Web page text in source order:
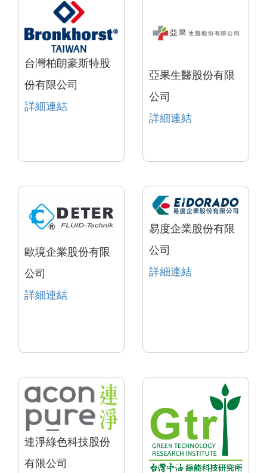
台灣柏朗豪斯特股
份有限公司
詳細連結
亞果生醫股份有限
公司
詳細連結
歐境企業股份有限
公司
詳細連結
易度企業股份有限
公司
詳細連結
連淨綠色科技股份
有限公司